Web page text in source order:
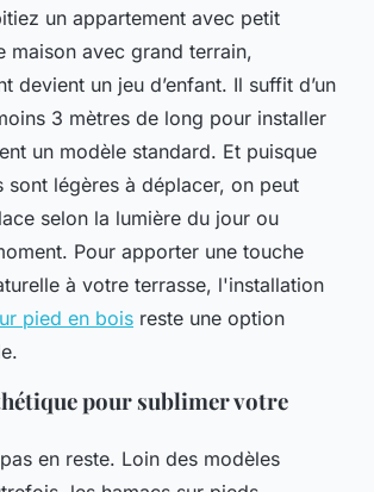
un appartement avec petit
maison avec grand terrain,
devient un jeu d’enfant. Il suffit d’un
3 mètres de long pour installer
un modèle standard. Et puisque
sont légères à déplacer, on peut
selon la lumière du jour ou
Pour apporter une touche
à votre terrasse, l'installation
pied en bois reste une option
pour sublimer votre
en reste. Loin des modèles